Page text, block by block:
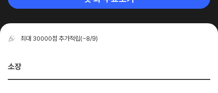
최대 30000점 추가적립(~8/9)
소장